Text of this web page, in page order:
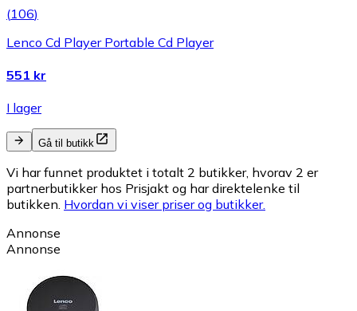
(106)
Lenco Cd Player Portable Cd Player
551 kr
I lager
Gå til butikk
Vi har funnet produktet i totalt 2 butikker, hvorav 2 er
partnerbutikker hos Prisjakt og har direktelenke til
butikken. Hvordan vi viser priser og butikker.
Annonse
Annonse